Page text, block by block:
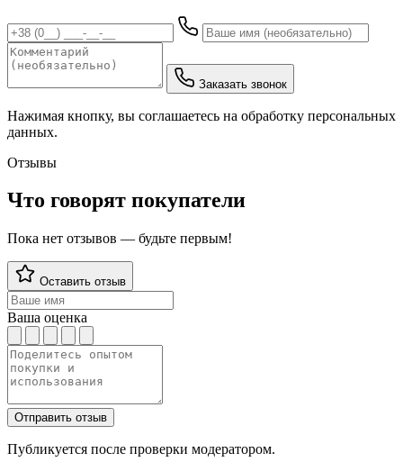
Заказать звонок
Нажимая кнопку, вы соглашаетесь на обработку персональных
данных.
Отзывы
Что говорят покупатели
Пока нет отзывов — будьте первым!
Оставить отзыв
Ваша оценка
Отправить отзыв
Публикуется после проверки модератором.